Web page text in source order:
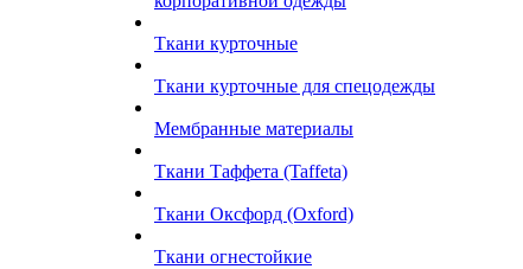
Ткани курточные
Ткани курточные для спецодежды
Мембранные материалы
Ткани Таффета (Taffeta)
Ткани Оксфорд (Oxford)
Ткани огнестойкие